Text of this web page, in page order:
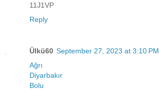
11J1VP
Reply
Ülkü60 September 27, 2023 at 3:10 PM
Ağrı
Diyarbakır
Bolu